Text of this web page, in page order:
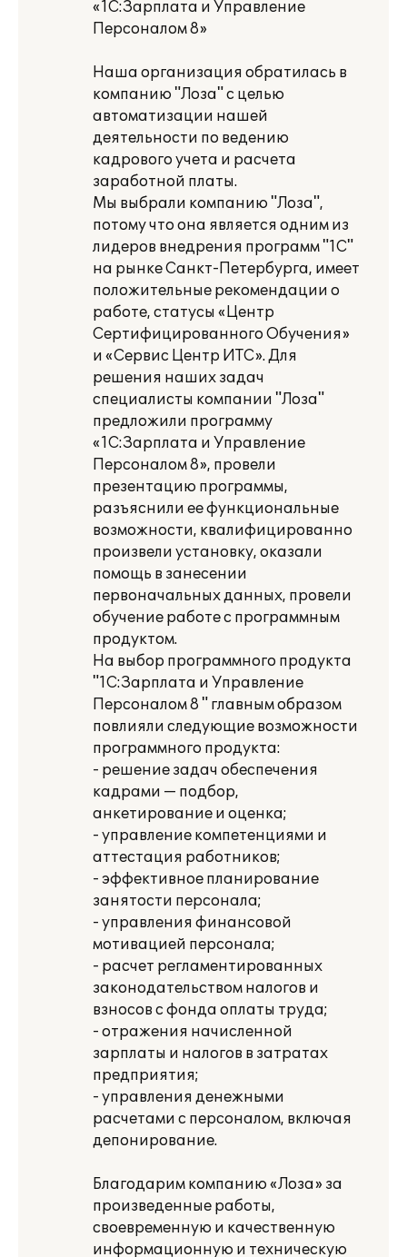
«1С:Зарплата и Управление
Персоналом 8»
Наша организация обратилась в
компанию "Лоза" с целью
автоматизации нашей
деятельности по ведению
кадрового учета и расчета
заработной платы.
Мы выбрали компанию "Лоза",
потому что она является одним из
лидеров внедрения программ "1С"
на рынке Санкт-Петербурга, имеет
положительные рекомендации о
работе, статусы «Центр
Сертифицированного Обучения»
и «Сервис Центр ИТС». Для
решения наших задач
специалисты компании "Лоза"
предложили программу
«1С:Зарплата и Управление
Персоналом 8», провели
презентацию программы,
разъяснили ее функциональные
возможности, квалифицированно
произвели установку, оказали
помощь в занесении
первоначальных данных, провели
обучение работе с программным
продуктом.
На выбор программного продукта
"1С:Зарплата и Управление
Персоналом 8 " главным образом
повлияли следующие возможности
программного продукта:
- решение задач обеспечения
кадрами — подбор,
анкетирование и оценка;
- управление компетенциями и
аттестация работников;
- эффективное планирование
занятости персонала;
- управления финансовой
мотивацией персонала;
- расчет регламентированных
законодательством налогов и
взносов с фонда оплаты труда;
- отражения начисленной
зарплаты и налогов в затратах
предприятия;
- управления денежными
расчетами с персоналом, включая
депонирование.
Благодарим компанию «Лоза» за
произведенные работы,
своевременную и качественную
информационную и техническую